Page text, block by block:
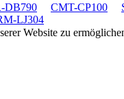
DB790 CMT-CP100
LJ304
Website zu